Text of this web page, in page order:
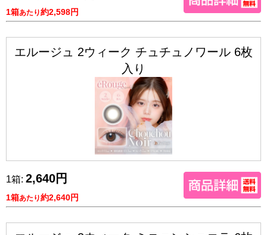
1箱あたり約2,598円
エルージュ 2ウィーク チュチュノワール 6枚
入り
1箱: 2,640円
1箱あたり約2,640円